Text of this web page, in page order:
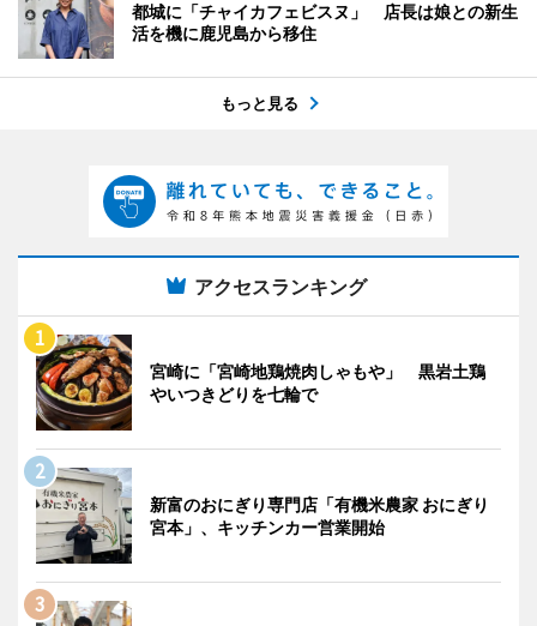
都城に「チャイカフェビスヌ」 店長は娘との新生
活を機に鹿児島から移住
もっと見る
アクセスランキング
宮崎に「宮崎地鶏焼肉しゃもや」 黒岩土鶏
やいつきどりを七輪で
新富のおにぎり専門店「有機米農家 おにぎり
宮本」、キッチンカー営業開始